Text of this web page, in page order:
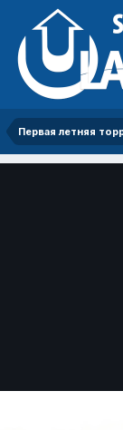
Первая летняя